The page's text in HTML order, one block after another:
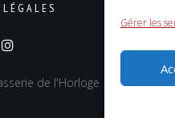
Gérer les
de l'Horloge